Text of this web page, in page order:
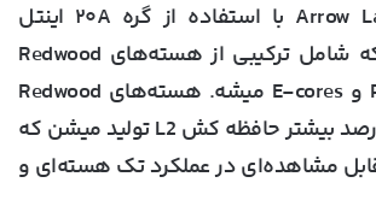
پردازنده‌های Arrow Lake با استفاده از گره ۲۰A اینتل
ساخته می‌شن، که شامل ترکیبی از هسته‌های Redwood
Cove+ و P-cores و E-cores میشه. هسته‌های Redwood
Cove هم با ۵۰ درصد بیشتر حافظه کش L2 تولید میشن که
مشاهده‌ای در عملکرد تک هسته‌ای و